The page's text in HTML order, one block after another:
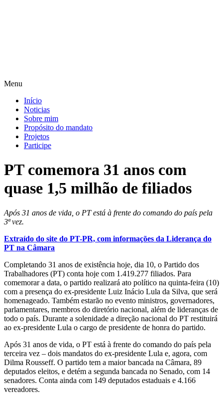
Menu
Início
Noticias
Sobre mim
Propósito do mandato
Projetos
Participe
PT comemora 31 anos com
quase 1,5 milhão de filiados
Após 31 anos de vida, o PT está à frente do comando do país pela
3ª vez.
Extraído do site do PT-PR, com informações da Liderança do
PT na Câmara
Completando 31 anos de existência hoje, dia 10, o Partido dos
Trabalhadores (PT) conta hoje com 1.419.277 filiados. Para
comemorar a data, o partido realizará ato político na quinta-feira (10)
com a presença do ex-presidente Luiz Inácio Lula da Silva, que será
homenageado. Também estarão no evento ministros, governadores,
parlamentares, membros do diretório nacional, além de lideranças de
todo o país. Durante a solenidade a direção nacional do PT restituirá
ao ex-presidente Lula o cargo de presidente de honra do partido.
Após 31 anos de vida, o PT está à frente do comando do país pela
terceira vez – dois mandatos do ex-presidente Lula e, agora, com
Dilma Rousseff. O partido tem a maior bancada na Câmara, 89
deputados eleitos, e detém a segunda bancada no Senado, com 14
senadores. Conta ainda com 149 deputados estaduais e 4.166
vereadores.